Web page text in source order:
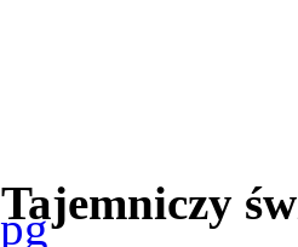
Tajemniczy